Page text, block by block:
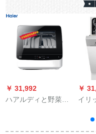
￥ 31,992
ハアルディと野菜の
と野菜は20分前に洗
￥
イリ
ドッ
器棚